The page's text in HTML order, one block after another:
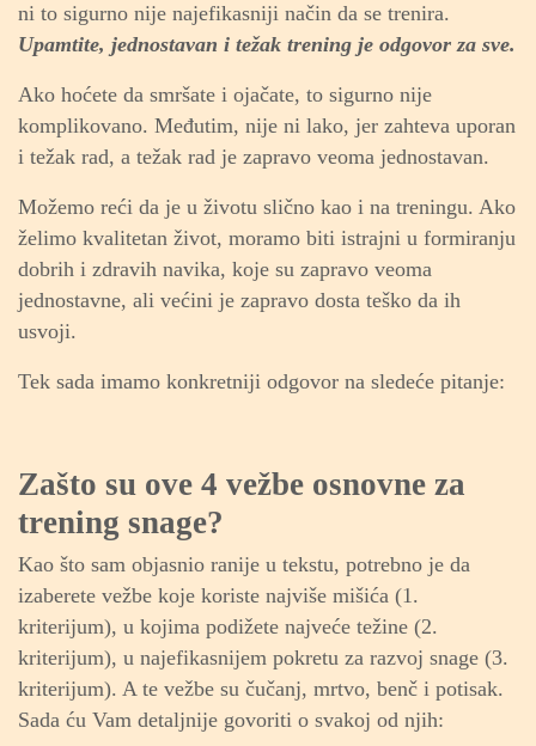
ni to sigurno nije najefikasniji način da se trenira.
Upamtite, jednostavan i težak trening je odgovor za sve.
Ako hoćete da smršate i ojačate, to sigurno nije
komplikovano. Međutim, nije ni lako, jer zahteva uporan
i težak rad, a težak rad je zapravo veoma jednostavan.
Možemo reći da je u životu slično kao i na treningu. Ako
želimo kvalitetan život, moramo biti istrajni u formiranju
dobrih i zdravih navika, koje su zapravo veoma
jednostavne, ali većini je zapravo dosta teško da ih
usvoji.
Tek sada imamo konkretniji odgovor na sledeće pitanje:
Zašto su ove 4 vežbe osnovne za
trening snage?
Kao što sam objasnio ranije u tekstu, potrebno je da
izaberete vežbe koje koriste najviše mišića (1.
kriterijum), u kojima podižete najveće težine (2.
kriterijum), u najefikasnijem pokretu za razvoj snage (3.
kriterijum). A te vežbe su čučanj, mrtvo, benč i potisak.
Sada ću Vam detaljnije govoriti o svakoj od njih: